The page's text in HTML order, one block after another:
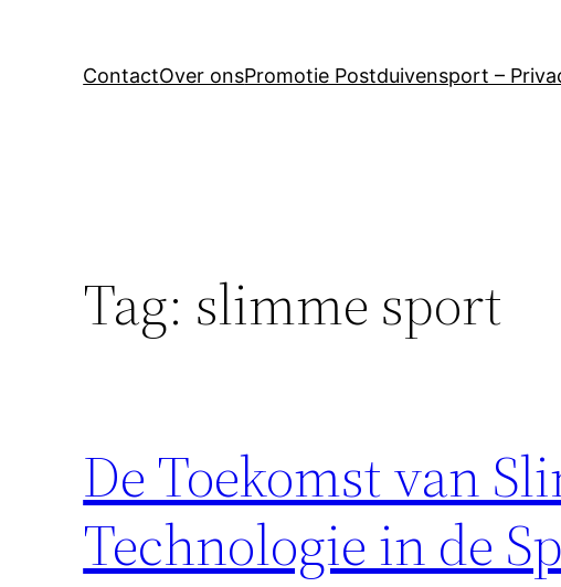
ContactOver onsPromotie Postduivensport –
Tag: slimme sport
De Toekomst van
Technologie in de